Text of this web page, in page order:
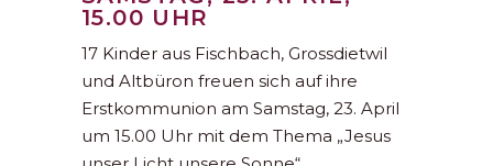
15.00 UHR
17 Kinder aus Fischbach, Grossdietwil
und Altbüron freuen sich auf ihre
Erstkommunion am Samstag, 23. April
um 15.00 Uhr mit dem Thema „Jesus